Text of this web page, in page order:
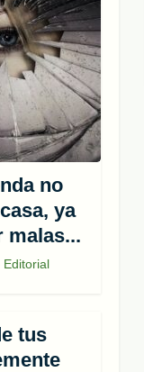
no
ya
malas...
Editorial
tus